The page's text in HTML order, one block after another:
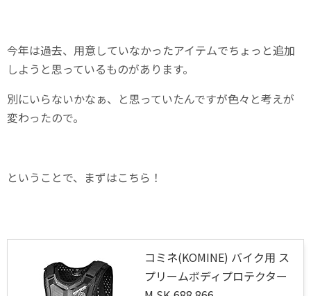
今年は過去、用意していなかったアイテムでちょっと追加
しようと思っているものがあります。
別にいらないかなぁ、と思っていたんですが色々と考えが
変わったので。
ということで、まずはこちら！
コミネ(KOMINE) バイク用 ス
プリームボディプロテクター